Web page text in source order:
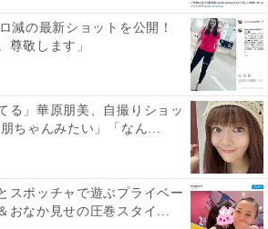
減の最新ショットを公開！
尊敬します」
る」華原朋美、自撮りショッ
ちゃんみたい」「なん...
スポッチャで遊ぶプライベー
おなか見せの圧巻スタイ...